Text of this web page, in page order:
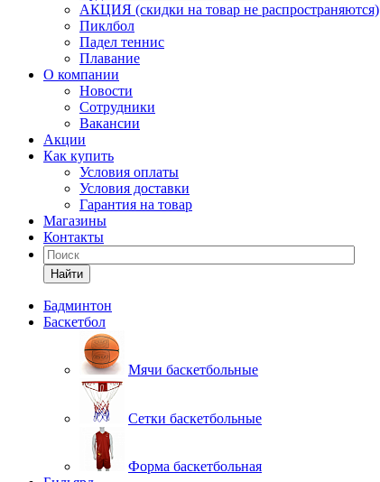
АКЦИЯ (скидки на товар не распространяются)
Пиклбол
Падел теннис
Плавание
О компании
Новости
Сотрудники
Вакансии
Акции
Как купить
Условия оплаты
Условия доставки
Гарантия на товар
Магазины
Контакты
Найти
Бадминтон
Баскетбол
Мячи баскетбольные
Сетки баскетбольные
Форма баскетбольная